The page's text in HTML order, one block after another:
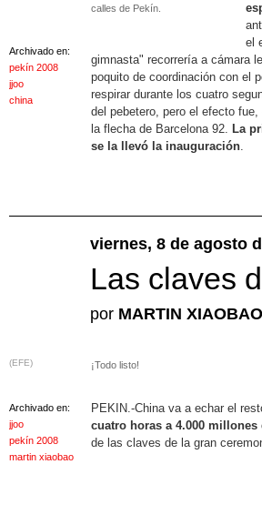
calles de Pekín.
Archivado en:
pekín 2008
jjoo
china
el
gimnasta" recorrería a cámara
poquito de coordinación con el
respirar durante los cuatro
del pebetero, pero el efecto
la flecha de Barcelona 92. La
se la llevó la inauguración.
viernes, 8 de agosto
Las claves
por MARTIN
(EFE) ¡Todo listo!
Archivado en:
jjoo
pekín 2008
martin xiaobao
PEKIN.-China va a echar el
cuatro horas a 4.000 millones
de las claves de la gran